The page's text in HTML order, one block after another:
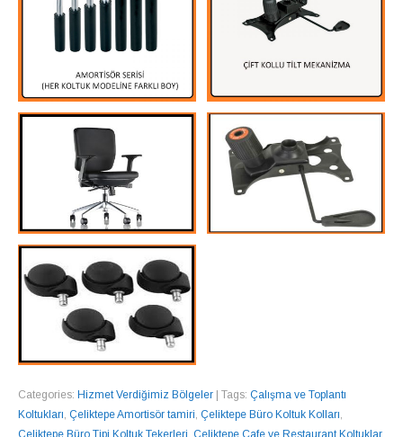
Categories: Hizmet Verdiğimiz Bölgeler | Tags: Çalışma ve Toplantı
Koltukları, Çeliktepe Amortisör tamiri, Çeliktepe Büro Koltuk Kolları,
Çeliktepe Büro Tipi Koltuk Tekerleri, Çeliktepe Cafe ve Restaurant Koltuklar,